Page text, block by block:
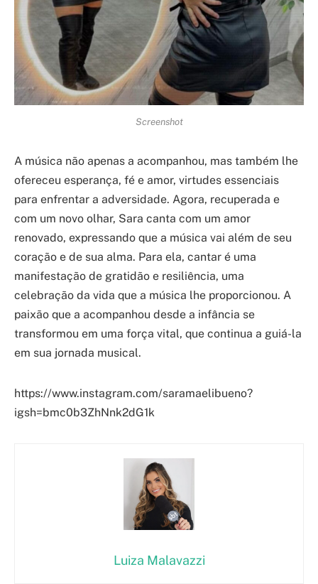
Screenshot
A música não apenas a acompanhou, mas também lhe
ofereceu esperança, fé e amor, virtudes essenciais
para enfrentar a adversidade. Agora, recuperada e
com um novo olhar, Sara canta com um amor
renovado, expressando que a música vai além de seu
coração e de sua alma. Para ela, cantar é uma
manifestação de gratidão e resiliência, uma
celebração da vida que a música lhe proporcionou. A
paixão que a acompanhou desde a infância se
transformou em uma força vital, que continua a guiá-la
em sua jornada musical.
https://www.instagram.com/saramaelibueno?
igsh=bmc0b3ZhNnk2dG1k
Luiza Malavazzi